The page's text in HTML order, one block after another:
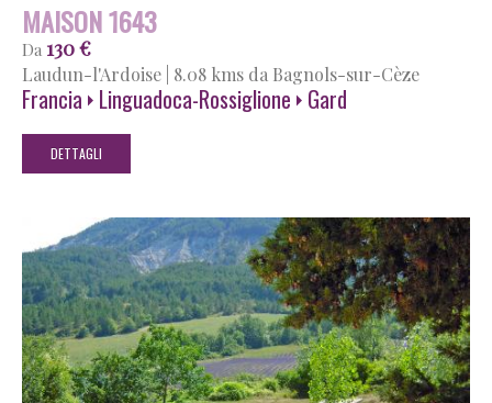
MAISON 1643
Da 130 €
Laudun-l'Ardoise 8.08 kms da Bagnols-sur-Cèze
Francia Linguadoca-Rossiglione Gard
DETTAGLI